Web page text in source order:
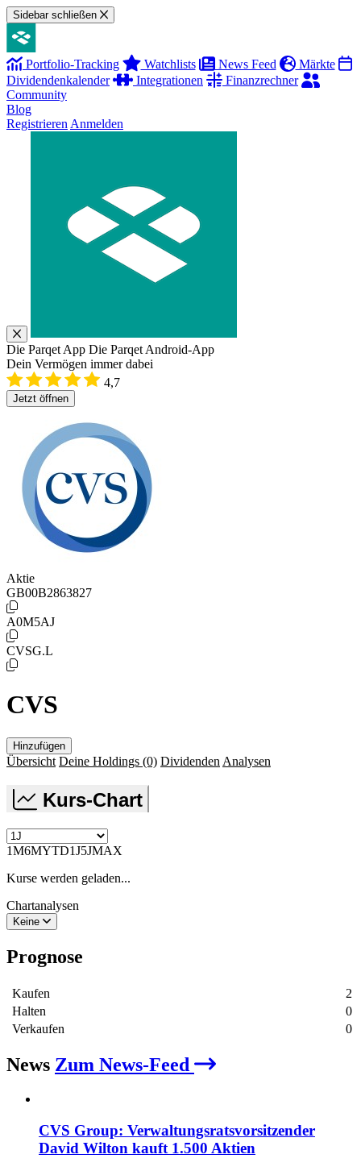
Sidebar schließen
Portfolio-Tracking Watchlists News Feed
Märkte
Dividendenkalender
Integrationen
Finanzrechner
Community
Blog
Registrieren Anmelden
Die Parqet App Die Parqet Android-App
Dein Vermögen immer dabei
4,7
Jetzt öffnen
Aktie
GB00B2863827
A0M5AJ
CVSG.L
CVS
Hinzufügen
Übersicht Deine Holdings (0) Dividenden Analysen
Kurs-Chart
1M6MYTD1J5JMAX
Kurse werden geladen...
Chartanalysen
Keine
Prognose
Kaufen
2
Halten
0
Verkaufen
0
News Zum News-Feed
CVS Group: Verwaltungsratsvorsitzender
David Wilton kauft 1.500 Aktien